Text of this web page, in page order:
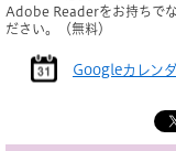
Adobe Readerをお持ちで
ださい。（無料）
Googleカレン